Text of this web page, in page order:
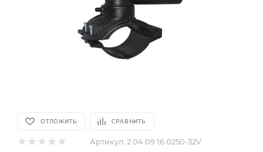
ОТЛОЖИТЬ СРАВНИТЬ
Артикул: 2 04 09 16 0250-32V